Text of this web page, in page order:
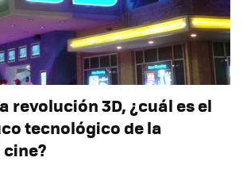
revolución 3D, ¿cuál es el
tecnológico de la